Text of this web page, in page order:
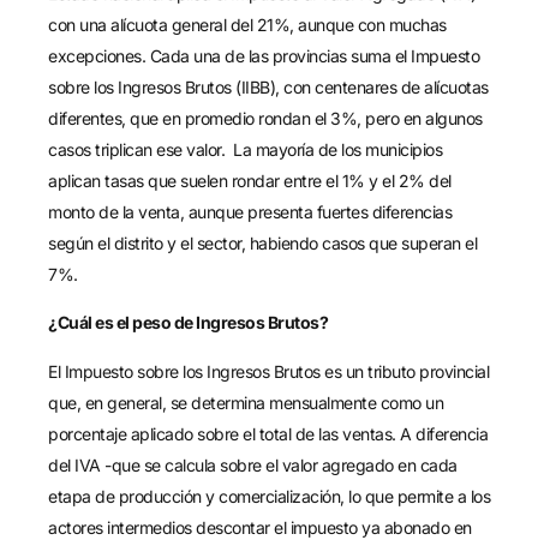
con una alícuota general del 21%, aunque con muchas
excepciones. Cada una de las provincias suma el Impuesto
sobre los Ingresos Brutos (IIBB), con centenares de alícuotas
diferentes, que en promedio rondan el 3%, pero en algunos
casos triplican ese valor. La mayoría de los municipios
aplican tasas que suelen rondar entre el 1% y el 2% del
monto de la venta, aunque presenta fuertes diferencias
según el distrito y el sector, habiendo casos que superan el
7%.
¿Cuál es el peso de Ingresos Brutos?
El Impuesto sobre los Ingresos Brutos es un tributo provincial
que, en general, se determina mensualmente como un
porcentaje aplicado sobre el total de las ventas. A diferencia
del IVA -que se calcula sobre el valor agregado en cada
etapa de producción y comercialización, lo que permite a los
actores intermedios descontar el impuesto ya abonado en